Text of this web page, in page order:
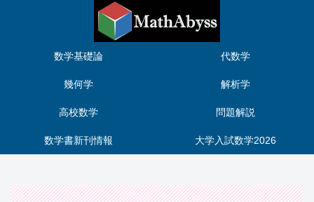
数学基礎論 代数学
幾何学 解析学
高校数学 問題解説
数学書新刊情報 大学入試数学2026